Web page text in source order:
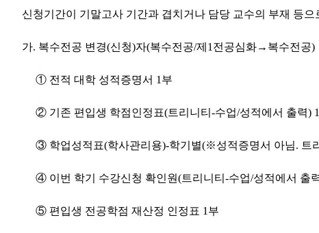
신청기간이 기말고사 기간과 겹치거나 담당 교수의 부재 등
가. 복수전공 변경(신청)자(복수전공/제1전공심화→복수전공)
① 전적 대학 성적증명서 1부
② 기존 편입생 학점인정표(트리니티-수업/성적에서 출력)
③ 학업성적표(학사관리용)-학기별(※성적증명서 아님. 트
④ 이번 학기 수강신청 확인원(트리니티-수업/성적에서 출
⑤ 편입생 전공학점 재산정 인정표 1부